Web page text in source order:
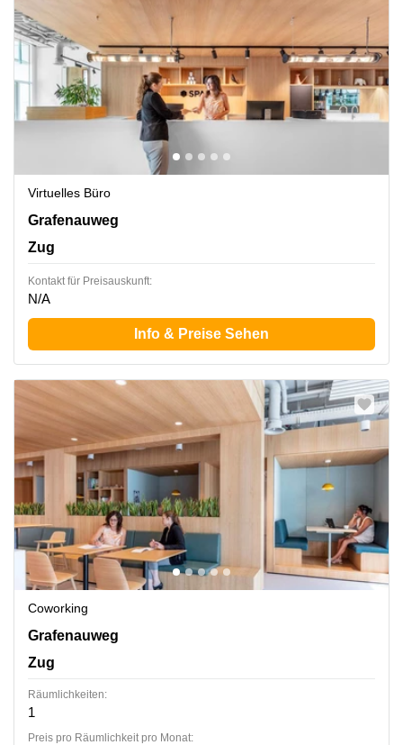
Virtuelles Büro
Grafenauweg 8, Zug
Grafenauweg
Zug
Kontakt für Preisauskunft:
N/A
Info & Preise Sehen
Coworking
Grafenauweg 8, Zug
Grafenauweg
Zug
Räumlichkeiten:
1
Preis pro Räumlichkeit pro Monat: